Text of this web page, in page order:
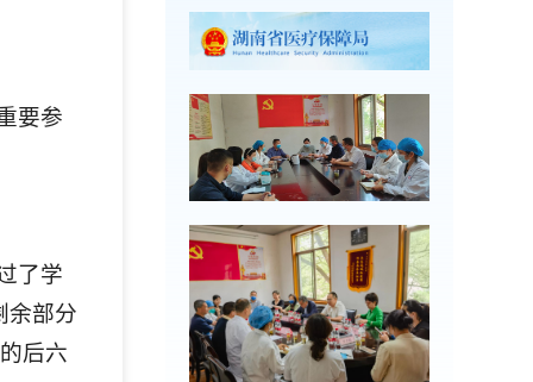
要参
了学
余部分
后六